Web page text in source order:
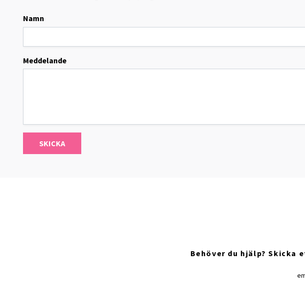
Namn
Meddelande
SKICKA
Behöver du hjälp? Skicka